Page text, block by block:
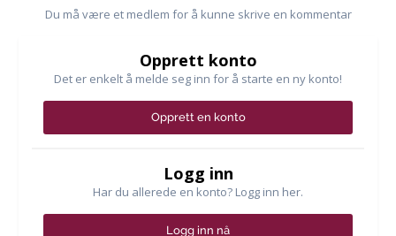
Du må være et medlem for å kunne skrive en kommentar
Opprett konto
Det er enkelt å melde seg inn for å starte en ny konto!
Opprett en konto
Logg inn
Har du allerede en konto? Logg inn her.
Logg inn nå